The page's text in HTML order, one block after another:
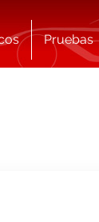
Pruebas